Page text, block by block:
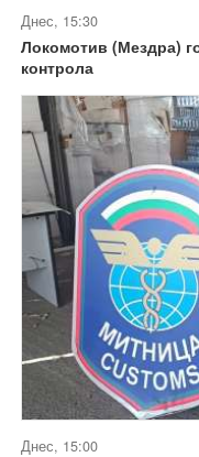
Днес, 15:30
Локомотив (Мездра)
контрола
Днес, 15:00